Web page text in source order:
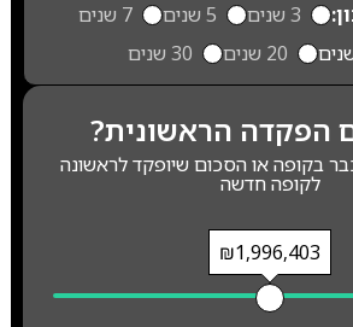
3 שנים 5 שנים
7 שנים
20 שנים 30 שנים
הפקדה הראשונית?
בקופה או הסכום שיופקד לראשונה
לקופה חדשה
₪1,996,403